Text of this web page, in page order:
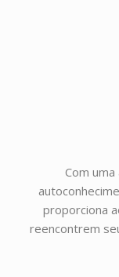
Com
proporciona
reencontrem